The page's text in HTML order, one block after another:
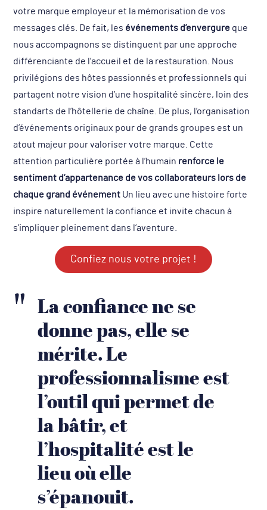
votre marque employeur et la mémorisation de vos
messages clés. De fait, les événements d’envergure que
nous accompagnons se distinguent par une approche
différenciante de l’accueil et de la restauration. Nous
privilégions des hôtes passionnés et professionnels qui
partagent notre vision d’une hospitalité sincère, loin des
standarts de l’hôtellerie de chaîne. De plus, l’organisation
d’événements originaux pour de grands groupes est un
atout majeur pour valoriser votre marque. Cette
attention particulière portée à l’humain renforce le
sentiment d’appartenance de vos collaborateurs lors de
chaque grand événement Un lieu avec une histoire forte
inspire naturellement la confiance et invite chacun à
s’impliquer pleinement dans l’aventure.
Confiez nous votre projet !
La confiance ne se
donne pas, elle se
mérite. Le
professionnalisme est
l’outil qui permet de
la bâtir, et
l’hospitalité est le
lieu où elle
s’épanouit.